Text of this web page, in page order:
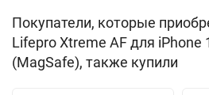
Ударопоглощающий
Встроенный магнитный модуль
Покупатели, которые
Lifepro Xtreme AF для iPhone
(MagSafe), также купили